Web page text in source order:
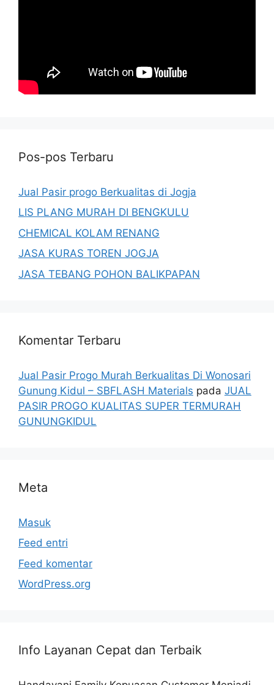
Pos-pos Terbaru
Jual Pasir progo Berkualitas di Jogja
LIS PLANG MURAH DI BENGKULU
CHEMICAL KOLAM RENANG
JASA KURAS TOREN JOGJA
JASA TEBANG POHON BALIKPAPAN
Komentar Terbaru
Jual Pasir Progo Murah Berkualitas Di Wonosari
Gunung Kidul – SBFLASH Materials pada JUAL
PASIR PROGO KUALITAS SUPER TERMURAH
GUNUNGKIDUL
Meta
Masuk
Feed entri
Feed komentar
WordPress.org
Info Layanan Cepat dan Terbaik